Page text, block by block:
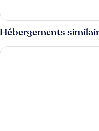
Chambre
Hébergements
Hotel La Roqqa